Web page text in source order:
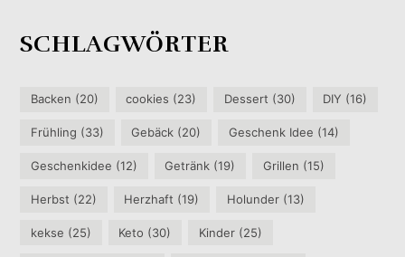
SCHLAGWÖRTER
Backen (20) cookies (23) Dessert (30) DIY (16)
Frühling (33) Gebäck (20) Geschenk Idee (14)
Geschenkidee (12) Getränk (19) Grillen (15)
Herbst (22) Herzhaft (19) Holunder(13)
kekse (25) Keto (30) Kinder(25)